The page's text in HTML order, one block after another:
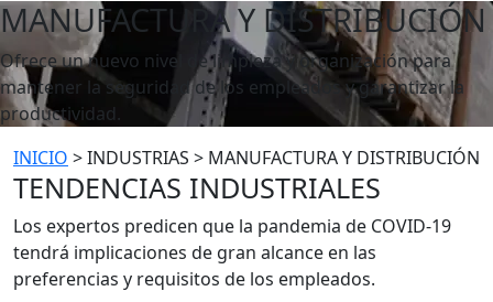
MANUFACTURA Y DISTRIBUCIÓN
Ofrece un nuevo nivel de limpieza y organización para
mantener la seguridad de los empleados y garantizar la
productividad.
INICIO > INDUSTRIAS > MANUFACTURA Y DISTRIBUCIÓN
TENDENCIAS INDUSTRIALES
Los expertos predicen que la pandemia de COVID-19
tendrá implicaciones de gran alcance en las
preferencias y requisitos de los empleados.